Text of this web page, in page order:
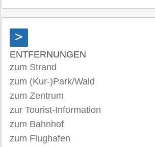
>
ENTFERNUNGEN
zum Strand
zum (Kur-)Park/Wald
zum Zentrum
zur Tourist-Information
zum Bahnhof
zum Flughafen